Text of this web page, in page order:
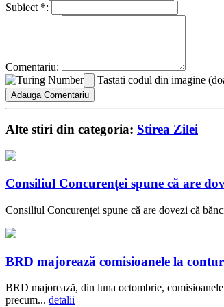
Subiect *:
Comentariu:
Tastati codul din imagine
Alte stiri din categoria: Stirea Zilei
Consiliul Concurenței spune că are
Consiliul Concurenței spune că are dovezi că
BRD majorează comisioanele la
BRD majorează, din luna octombrie,
precum... detalii